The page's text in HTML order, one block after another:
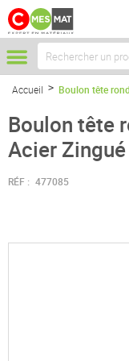
Accueil Boulon tête
Boulon tête
Acier
RÉF : 477085
Passer